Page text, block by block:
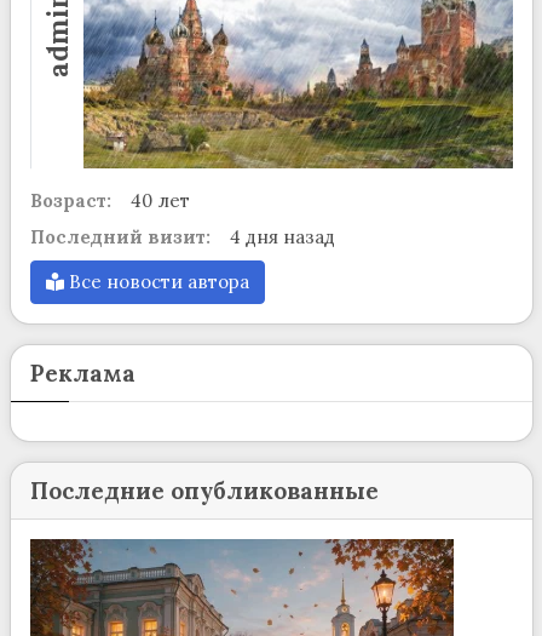
admin
Возраст:
40 лет
Последний визит:
4 дня назад
Все новости автора
Реклама
Последние опубликованные